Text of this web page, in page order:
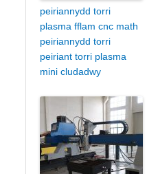
peiriannydd torri
plasma fflam cnc math
peiriannydd torri
peiriant torri plasma
mini cludadwy